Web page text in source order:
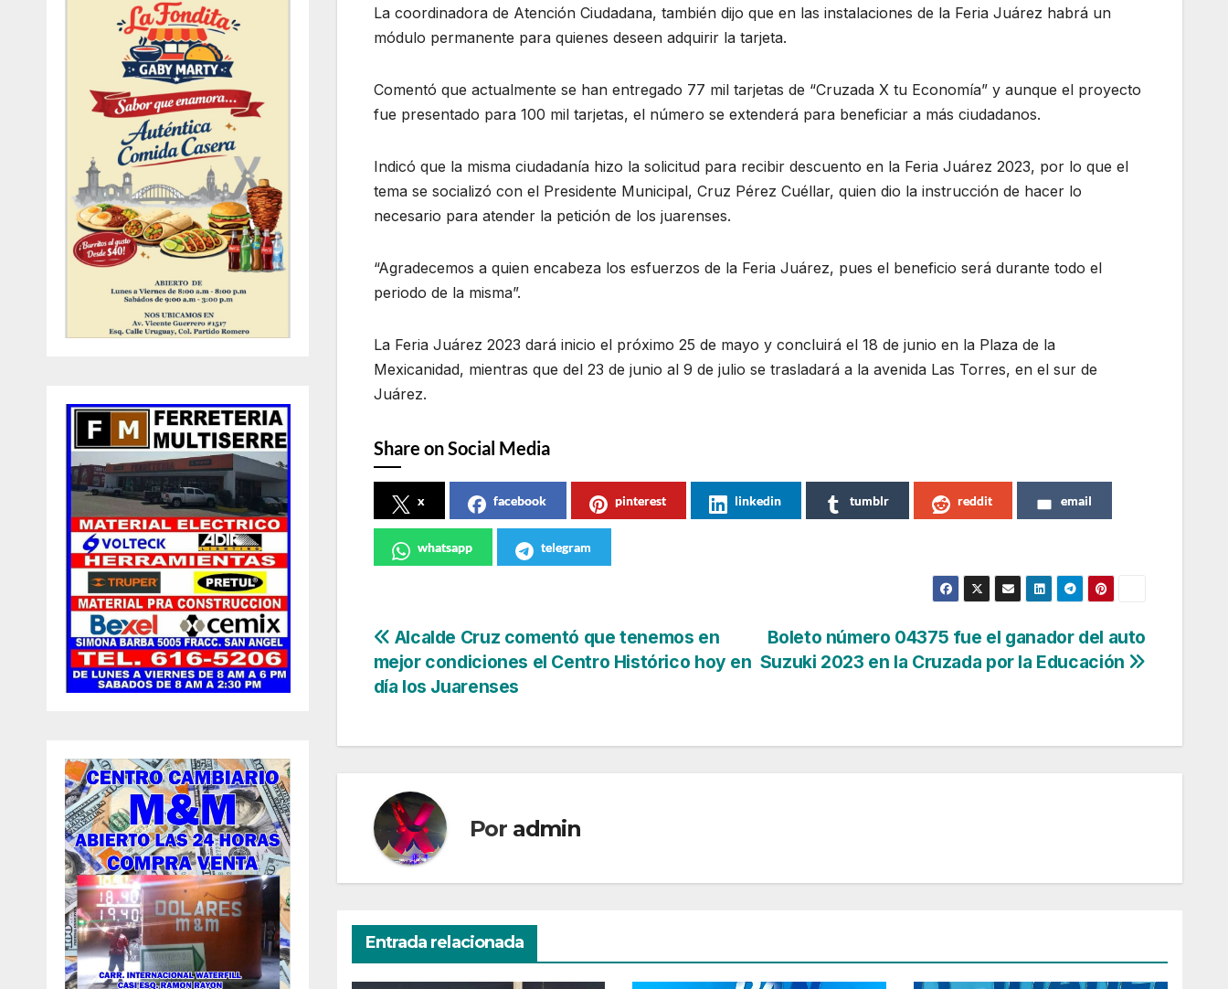
La coordinadora de Atención Ciudadana, también dijo que en las instalaciones de la Feria Juárez habrá un
módulo permanente para quienes deseen adquirir la tarjeta.
Comentó que actualmente se han entregado 77 mil tarjetas de “Cruzada X tu Economía” y aunque el proyecto
fue presentado para 100 mil tarjetas, el número se extenderá para beneficiar a más ciudadanos.
Indicó que la misma ciudadanía hizo la solicitud para recibir descuento en la Feria Juárez 2023, por lo que el
tema se socializó con el Presidente Municipal, Cruz Pérez Cuéllar, quien dio la instrucción de hacer lo
necesario para atender la petición de los juarenses.
“Agradecemos a quien encabeza los esfuerzos de la Feria Juárez, pues el beneficio será durante todo el
periodo de la misma”.
La Feria Juárez 2023 dará inicio el próximo 25 de mayo y concluirá el 18 de junio en la Plaza de la
Mexicanidad, mientras que del 23 de junio al 9 de julio se trasladará a la avenida Las Torres, en el sur de
Juárez.
Share on Social Media
x facebook pinterest linkedin tumblr reddit email
whatsapp telegram
Navegación
de
Boleto número 04375 fue el ganador del auto
Suzuki 2023 en la Cruzada por la Educación
Alcalde Cruz comentó que tenemos en
mejor condiciones el Centro Histórico hoy en
día los Juarenses
Por admin
Entrada relacionada